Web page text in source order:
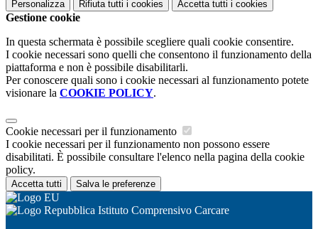
Personalizza Rifiuta tutti i cookies Accetta tutti i cookies
Gestione cookie
In questa schermata è possibile scegliere quali cookie consentire.
I cookie necessari sono quelli che consentono il funzionamento della
piattaforma e non è possibile disabilitarli.
Per conoscere quali sono i cookie necessari al funzionamento potete
visionare la COOKIE POLICY.
Cookie necessari per il funzionamento
I cookie necessari per il funzionamento non possono essere
disabilitati. È possibile consultare l'elenco nella pagina della cookie
policy.
Accetta tutti Salva le preferenze
Istituto Comprensivo Carcare